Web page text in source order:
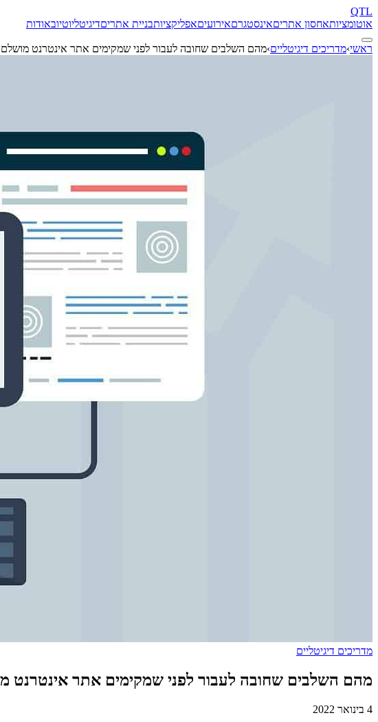
QTL
אוטומציותאחסון אתריםאינסטגרםאירועיםאפליקציותבניית אתריםדיגיטליוטיובאודות
ראשי›מדריכים דיגיטליים›מהם השלבים שחובה לעבור לפני שמקימים אתר אינטרנט מושלם
מדריכים דיגיטליים
מהם השלבים שחובה לעבור לפני שמקימים אתר אינטרנט
4 בינואר 2022